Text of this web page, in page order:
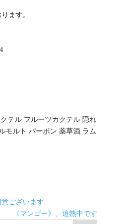
ます。
テル フルーツカクテル 隠れ
モルト バーボン 薬草酒 ラム
ございます
《マンゴー》、追熟中です